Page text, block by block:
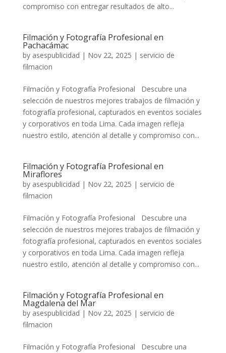
compromiso con entregar resultados de alto...
Filmación y Fotografía Profesional en
Pachacámac
by asespublicidad | Nov 22, 2025 | servicio de
filmacion
Filmación y Fotografía Profesional Descubre una
selección de nuestros mejores trabajos de filmación y
fotografía profesional, capturados en eventos sociales
y corporativos en toda Lima. Cada imagen refleja
nuestro estilo, atención al detalle y compromiso con...
Filmación y Fotografía Profesional en
Miraflores
by asespublicidad | Nov 22, 2025 | servicio de
filmacion
Filmación y Fotografía Profesional Descubre una
selección de nuestros mejores trabajos de filmación y
fotografía profesional, capturados en eventos sociales
y corporativos en toda Lima. Cada imagen refleja
nuestro estilo, atención al detalle y compromiso con...
Filmación y Fotografía Profesional en
Magdalena del Mar
by asespublicidad | Nov 22, 2025 | servicio de
filmacion
Filmación y Fotografía Profesional Descubre una